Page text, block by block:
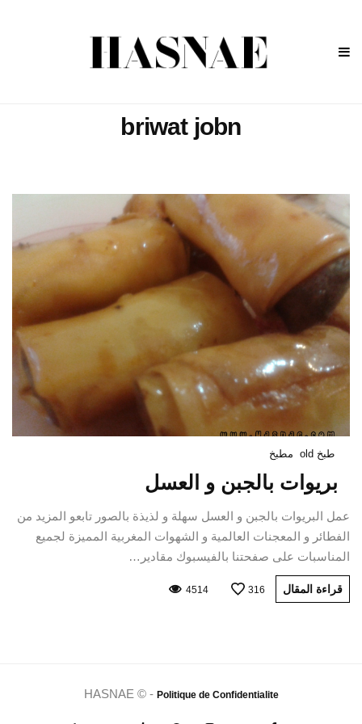
briwat jobn
طبخ old مطبخ
بريوات بالجبن و العسل
عمل البريوات بالجبن و العسل سهلة و لذيذة بالصور تابعو المزيد من
الفطائر و المعجنات العالمية و الشهوات المغربية المميزة لجميع
المناسبات على صفحتنا بالفيسبوك مقادير…
قراءة المقال 316
4514
HASNAE © - Politique de Confidentialite